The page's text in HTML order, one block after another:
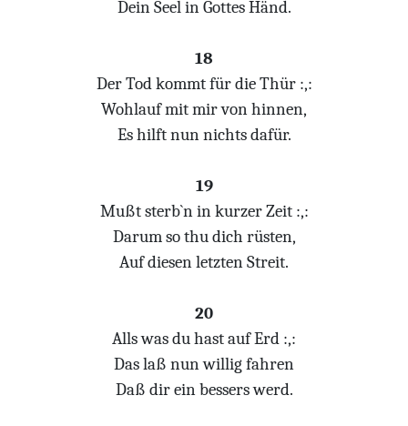
Dein Seel in Gottes Händ.
18
Der Tod kommt für die Thür :,:
Wohlauf mit mir von hinnen,
Es hilft nun nichts dafür.
19
Mußt sterb`n in kurzer Zeit :,:
Darum so thu dich rüsten,
Auf diesen letzten Streit.
20
Alls was du hast auf Erd :,:
Das laß nun willig fahren
Daß dir ein bessers werd.